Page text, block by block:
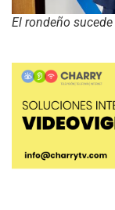
El rondeño